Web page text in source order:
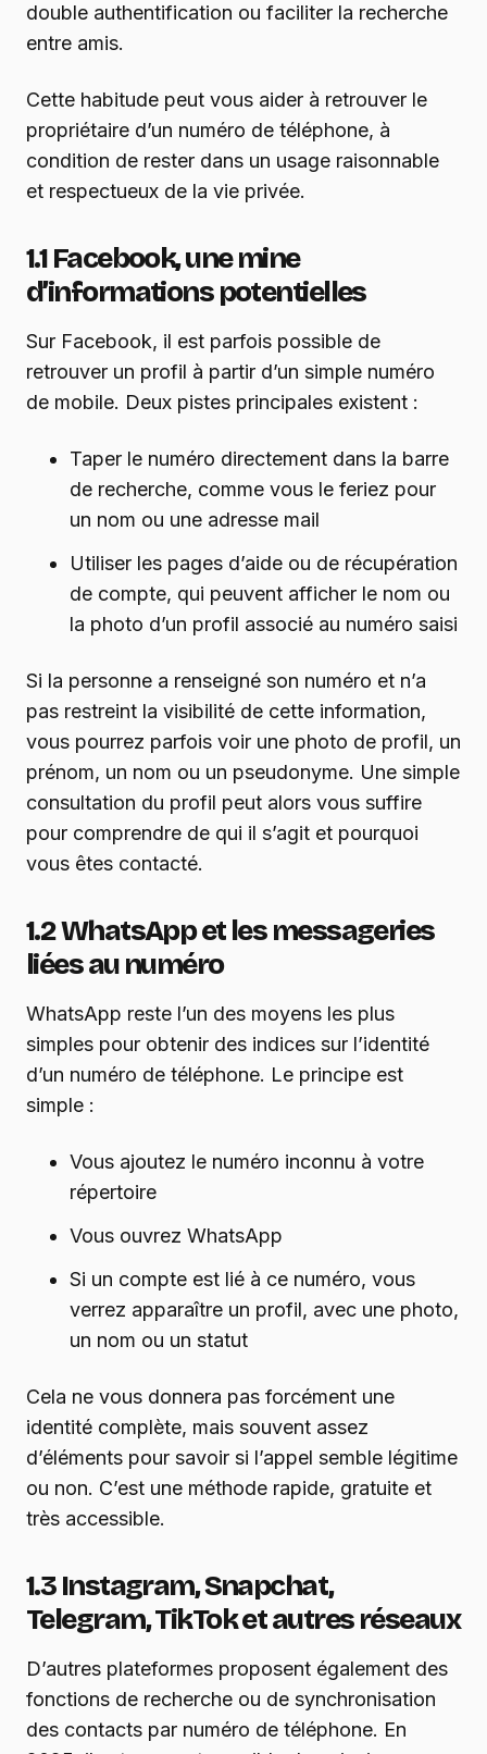
double authentification ou faciliter la recherche
entre amis.
Cette habitude peut vous aider à retrouver le
propriétaire d’un numéro de téléphone, à
condition de rester dans un usage raisonnable
et respectueux de la vie privée.
1.1 Facebook, une mine
d’informations potentielles
Sur Facebook, il est parfois possible de
retrouver un profil à partir d’un simple numéro
de mobile. Deux pistes principales existent :
Taper le numéro directement dans la barre
de recherche, comme vous le feriez pour
un nom ou une adresse mail
Utiliser les pages d’aide ou de récupération
de compte, qui peuvent afficher le nom ou
la photo d’un profil associé au numéro saisi
Si la personne a renseigné son numéro et n’a
pas restreint la visibilité de cette information,
vous pourrez parfois voir une photo de profil, un
prénom, un nom ou un pseudonyme. Une simple
consultation du profil peut alors vous suffire
pour comprendre de qui il s’agit et pourquoi
vous êtes contacté.
1.2 WhatsApp et les messageries
liées au numéro
WhatsApp reste l’un des moyens les plus
simples pour obtenir des indices sur l’identité
d’un numéro de téléphone. Le principe est
simple :
Vous ajoutez le numéro inconnu à votre
répertoire
Vous ouvrez WhatsApp
Si un compte est lié à ce numéro, vous
verrez apparaître un profil, avec une photo,
un nom ou un statut
Cela ne vous donnera pas forcément une
identité complète, mais souvent assez
d’éléments pour savoir si l’appel semble légitime
ou non. C’est une méthode rapide, gratuite et
très accessible.
1.3 Instagram, Snapchat,
Telegram, TikTok et autres réseaux
D’autres plateformes proposent également des
fonctions de recherche ou de synchronisation
des contacts par numéro de téléphone. En